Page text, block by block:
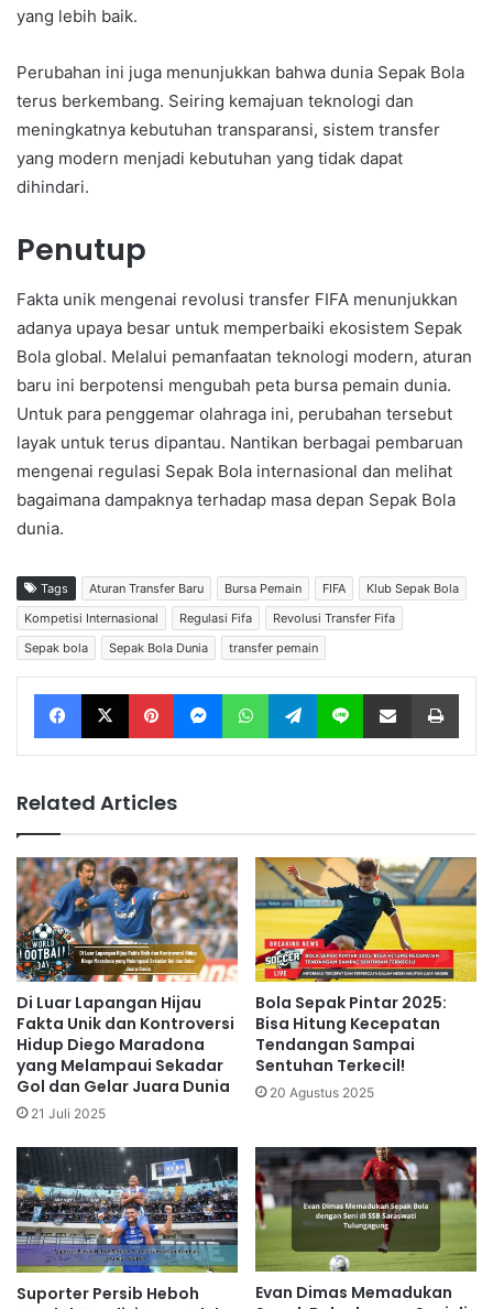
yang lebih baik.
Perubahan ini juga menunjukkan bahwa dunia Sepak Bola
terus berkembang. Seiring kemajuan teknologi dan
meningkatnya kebutuhan transparansi, sistem transfer
yang modern menjadi kebutuhan yang tidak dapat
dihindari.
Penutup
Fakta unik mengenai revolusi transfer FIFA menunjukkan
adanya upaya besar untuk memperbaiki ekosistem Sepak
Bola global. Melalui pemanfaatan teknologi modern, aturan
baru ini berpotensi mengubah peta bursa pemain dunia.
Untuk para penggemar olahraga ini, perubahan tersebut
layak untuk terus dipantau. Nantikan berbagai pembaruan
mengenai regulasi Sepak Bola internasional dan melihat
bagaimana dampaknya terhadap masa depan Sepak Bola
dunia.
Tags Aturan Transfer Baru Bursa Pemain FIFA
Klub Sepak Bola
Kompetisi Internasional
Regulasi Fifa
Revolusi Transfer Fifa
Sepak bola
Sepak Bola Dunia transfer pemain
Facebook X Pinterest Messenger WhatsApp Telegram Line Share via Email
Related Articles
Di Luar Lapangan Hijau
Fakta Unik dan Kontroversi
Hidup Diego Maradona
yang Melampaui Sekadar
Gol dan Gelar Juara Dunia
21 Juli 2025
Bola Sepak Pintar 2025:
Bisa Hitung Kecepatan
Tendangan Sampai
Sentuhan Terkecil!
20 Agustus 2025
Suporter Persib Heboh
Evan Dimas Memadukan